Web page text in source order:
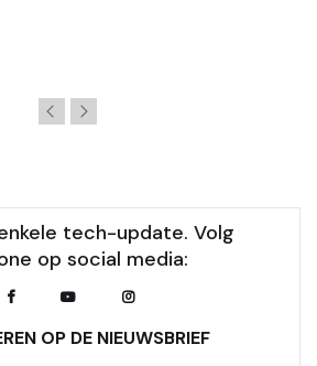
tech-update. Volg
op social media:
OP DE NIEUWSBRIEF